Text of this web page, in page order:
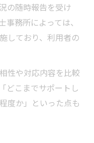
の随時報告を受け
務所によっては、
しており、利用者の
性や対応内容を比較
どこまでサポートし
度か」といった点も